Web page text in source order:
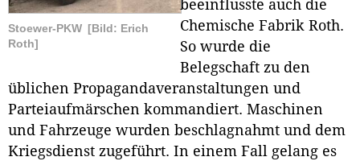
Stoewer-PKW [Bild: Erich
Roth]
beeinflusste auch die
Chemische Fabrik Roth.
So wurde die
Belegschaft zu den
üblichen Propagandaveranstaltungen und
Parteiaufmärschen kommandiert. Maschinen
und Fahrzeuge wurden beschlagnahmt und dem
Kriegsdienst zugeführt. In einem Fall gelang es